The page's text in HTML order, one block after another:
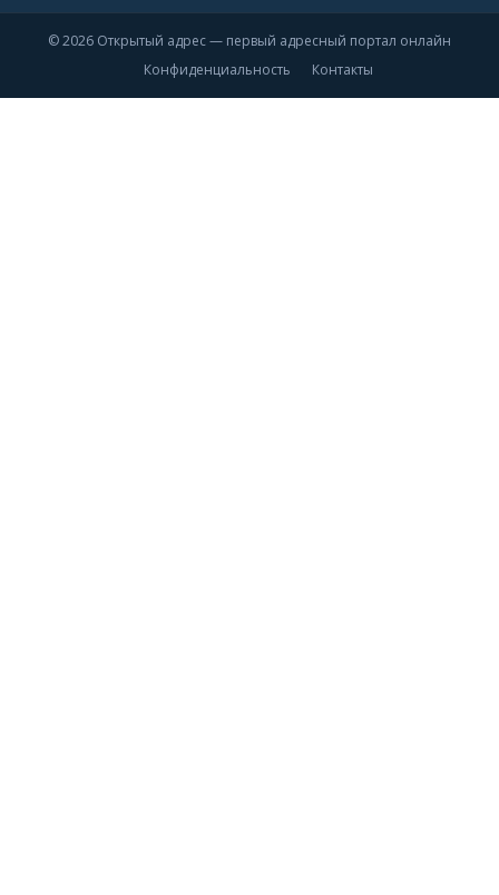
© 2026 Открытый адрес — первый адресный портал онлайн
Конфиденциальность
Контакты